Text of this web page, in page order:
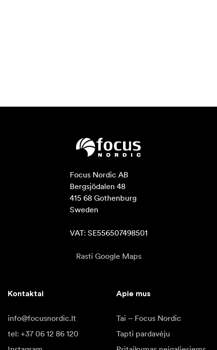
Focus Nordic AB
Bergsjödalen 48
415 68 Gothenburg
Sweden
VAT: SE556507498501
Rasti Google Maps
Kontaktai
info@focusnordic.lt
tel: +37 06 12 86 120
Apie mus
Tai – Focus Nordic
Tapti pardavėju